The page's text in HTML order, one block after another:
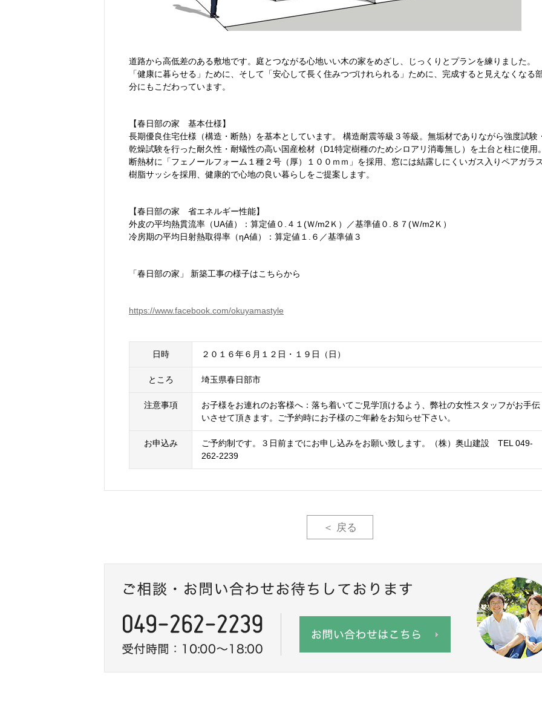
道路から高低差のある敷地です。庭とつながる心地いい木の家をめざし、じっくりとプランを練りました。
「健康に暮らせる」ために、そして「安心して長く住みつづけれられる」ために、完成すると見えなくなる
分にもこだわっています。
【春日部の家 基本仕様】
長期優良住宅仕様（構造・断熱）を基本としています。 構造耐震等級３等級。無垢材でありながら強度試験
乾燥試験を行った耐久性・耐蟻性の高い国産桧材（D1特定樹種のためシロアリ消毒無し）を土台と柱に使用。
断熱材に「フェノールフォーム１種２号（厚）１００ｍｍ」を採用、窓には結露しにくいガス入りペアガラス
樹脂サッシを採用、健康的で心地の良い暮らしをご提案します。
【春日部の家 省エネルギー性能】
外皮の平均熱貫流率（UA値）：算定値０.４１(Ｗ/m2Ｋ）／基準値０.８７(Ｗ/m2Ｋ）
冷房期の平均日射熱取得率（ηA値）：算定値１.６／基準値３
「春日部の家」 新築工事の様子はこちらから
https://www.facebook.com/okuyamastyle
日時 ２０１６年６月１２日・１９日（日）
ところ 埼玉県春日部市
注意事項
お子様をお連れのお客様へ：落ち着いてご見学頂けるよう、弊社の女性スタッフがお手伝
いさせて頂きます。ご予約時にお子様のご年齢をお知らせ下さい。
お申込み
ご予約制です。３日前までにお申し込みをお願い致します。（株）奥山建設 TEL 049-
262-2239
＜ 戻る